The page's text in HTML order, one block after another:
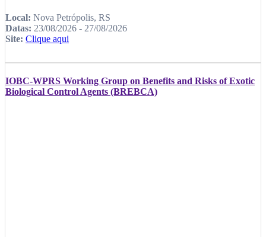
Local: Nova Petrópolis, RS
Datas: 23/08/2026 - 27/08/2026
Site: Clique aqui
IOBC-WPRS Working Group on Benefits and Risks of Exotic
Biological Control Agents (BREBCA)